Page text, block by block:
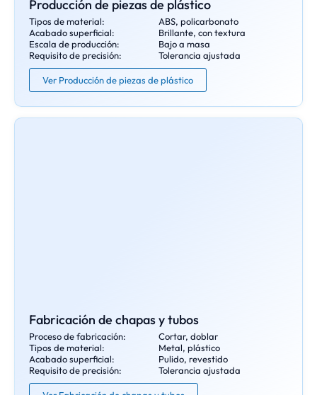
Producción de piezas de plástico
Tipos de material:
ABS, policarbonato
Acabado superficial:
Brillante, con textura
Escala de producción:
Bajo a masa
Requisito de precisión:
Tolerancia ajustada
Ver Producción de piezas de plástico
Fabricación de chapas y tubos
Proceso de fabricación:
Cortar, doblar
Tipos de material:
Metal, plástico
Acabado superficial:
Pulido, revestido
Requisito de precisión:
Tolerancia ajustada